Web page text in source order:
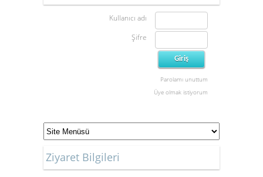
Kullanıcı adı
Şifre
Parolamı unuttum
Üye olmak istiyorum
Ziyaret Bilgileri